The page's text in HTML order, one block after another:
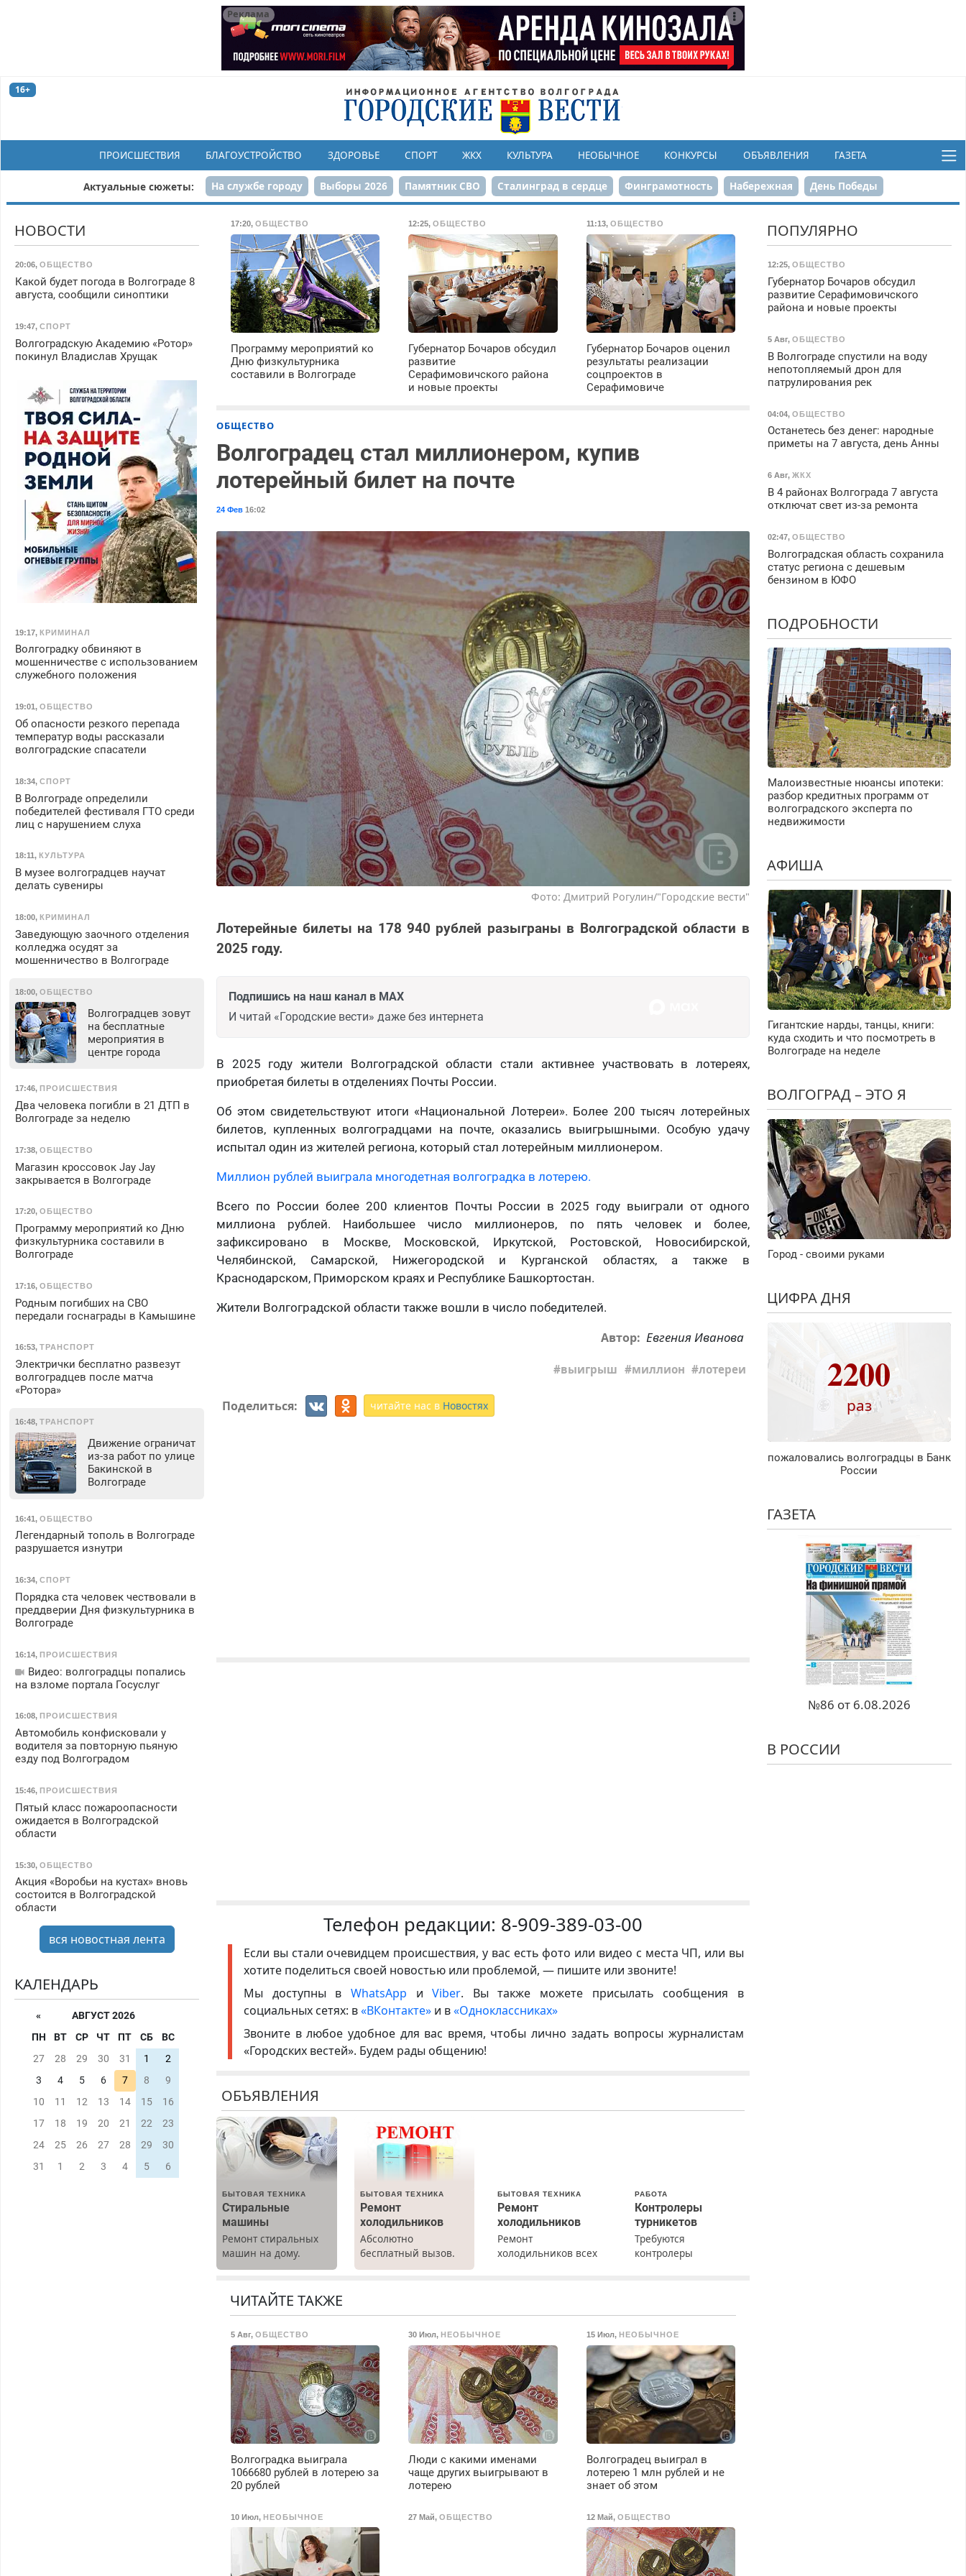
Реклама
16+
ПРОИСШЕСТВИЯ БЛАГОУСТРОЙСТВО ЗДОРОВЬЕ СПОРТ ЖКХ КУЛЬТУРА НЕОБЫЧНОЕ КОНКУРСЫ ОБЪЯВЛЕНИЯ ГАЗЕТА
Актуальные сюжеты: На службе городу Выборы 2026 Памятник СВО Сталинград в сердце Финграмотность Набережная День Победы
Реконструкция ЦПКиО 80-летие Победы Парк Героев-летчиков
17:20,ОБЩЕСТВО
Программу мероприятий ко
Дню физкультурника
составили в Волгограде
12:25,ОБЩЕСТВО
Губернатор Бочаров обсудил
развитие
Серафимовичского района
и новые проекты
11:13, ОБЩЕСТВО
Губернатор Бочаров оценил
результаты реализации
соцпроектов в
Серафимовиче
ОБЩЕСТВО
Волгоградец стал миллионером, купив
лотерейный билет на почте
24 Фев 16:02
Фото: Дмитрий Рогулин/"Городские вести"
Лотерейные билеты на 178 940 рублей разыграны в Волгоградской области в
2025 году.
Подпишись на наш канал в MAX
И читай «Городские вести» даже без интернета
В 2025 году жители Волгоградской области стали активнее участвовать в лотереях,
приобретая билеты в отделениях Почты России.
Об этом свидетельствуют итоги «Национальной Лотереи». Более 200 тысяч лотерейных
билетов, купленных волгоградцами на почте, оказались выигрышными. Особую удачу
испытал один из жителей региона, который стал лотерейным миллионером.
Миллион рублей выиграла многодетная волгоградка в лотерею.
Всего по России более 200 клиентов Почты России в 2025 году выиграли от одного
миллиона рублей. Наибольшее число миллионеров, по пять человек и более,
зафиксировано в Москве, Московской, Иркутской, Ростовской, Новосибирской,
Челябинской, Самарской, Нижегородской и Курганской областях, а также в
Краснодарском, Приморском краях и Республике Башкортостан.
Жители Волгоградской области также вошли в число победителей.
Автор: Евгения Иванова
выигрыш миллион лотереи
Поделиться: читайте нас в Новостях
Телефон редакции: 8-909-389-03-00
Если вы стали очевидцем происшествия, у вас есть фото или видео с места ЧП, или вы
хотите поделиться своей новостью или проблемой, — пишите или звоните!
Мы доступны в WhatsApp иViber. Вы также можете присылать сообщения в
социальных сетях: в«ВКонтакте» и в«Одноклассниках»
Звоните в любое удобное для вас время, чтобы лично задать вопросы журналистам
«Городских вестей». Будем рады общению!
ОБЪЯВЛЕНИЯ
БЫТОВАЯ ТЕХНИКА
Стиральные
машины
Ремонт стиральных
машин на дому.
Выезд и диагностика
Предусмотрены
скидки.
БЫТОВАЯ ТЕХНИКА
Ремонт
холодильников
Абсолютно
бесплатный вызов.
Ремонт
выходных.
Пенсионерам –
скидки до 40%.
Мастер со стажем.
БЫТОВАЯ ТЕХНИКА
Ремонт
холодильников
Ремонт
холодильников всех
районы. Скидка.
Вызов бесплатный.
РАБОТА
Контролеры
турникетов
Требуются
контролеры
ТК РФ. График работы
любой. Бесплатное
проживание. З/п – до
96000 рублей до
вычета налогов.
Ежемесячно
выплачивается
денежная премия.
Возможно бесплатное
обучение, получение
документов, работа
транспортной
безопасности с з/п до
125000 руб.
ЧИТАЙТЕ ТАКЖЕ
5 Авг,ОБЩЕСТВО
Волгоградка выиграла
1066680 рублей в лотерею за
20 рублей
30 Июл, НЕОБЫЧНОЕ
Люди с какими именами
чаще других выигрывают в
лотерею
15 Июл, НЕОБЫЧНОЕ
Волгоградец выиграл в
лотерею 1 млн рублей и не
знает об этом
10 Июл, НЕОБЫЧНОЕ 27 Май,ОБЩЕСТВО 12 Май, ОБЩЕСТВО
НОВОСТИ
20:06, ОБЩЕСТВО
Какой будет погода в Волгограде 8
августа, сообщили синоптики
19:47, СПОРТ
Волгоградскую Академию «Ротор»
покинул Владислав Хрущак
19:17, КРИМИНАЛ
Волгоградку обвиняют в
мошенничестве с использованием
служебного положения
19:01, ОБЩЕСТВО
Об опасности резкого перепада
температур воды рассказали
волгоградские спасатели
18:34, СПОРТ
В Волгограде определили
победителей фестиваля ГТО среди
лиц с нарушением слуха
18:11 , КУЛЬТУРА
В музее волгоградцев научат
делать сувениры
18:00, КРИМИНАЛ
Заведующую заочного отделения
колледжа осудят за
мошенничество в Волгограде
18:00, ОБЩЕСТВО
Волгоградцев зовут
на бесплатные
мероприятия в
центре города
17:46, ПРОИСШЕСТВИЯ
Два человека погибли в 21 ДТП в
Волгограде за неделю
17:38, ОБЩЕСТВО
Магазин кроссовок Jay Jay
закрывается в Волгограде
17:20, ОБЩЕСТВО
Программу мероприятий ко Дню
физкультурника составили в
Волгограде
17:16, ОБЩЕСТВО
Родным погибших на СВО
передали госнаграды в Камышине
16:53, ТРАНСПОРТ
Электрички бесплатно развезут
волгоградцев после матча
«Ротора»
16:48, ТРАНСПОРТ
Движение ограничат
из-за работ по улице
Бакинской в
Волгограде
16:41, ОБЩЕСТВО
Легендарный тополь в Волгограде
разрушается изнутри
16:34, СПОРТ
Порядка ста человек чествовали в
преддверии Дня физкультурника в
Волгограде
16:14, ПРОИСШЕСТВИЯ
Видео: волгоградцы попались
на взломе портала Госуслуг
16:08, ПРОИСШЕСТВИЯ
Автомобиль конфисковали у
водителя за повторную пьяную
езду под Волгоградом
15:46, ПРОИСШЕСТВИЯ
Пятый класс пожароопасности
ожидается в Волгоградской
области
15:30, ОБЩЕСТВО
Акция «Воробьи на кустах» вновь
состоится в Волгоградской
области
вся новостная лента
КАЛЕНДАРЬ
«
АВГУСТ 2026
ПН
ВТ СР ЧТ ПТ СБ
ВС
27
28 29 30 31 1
2
3
4 5 6 7 8
9
10
11 12 13 14 15
16
17
18 19 20 21 22
23
24
25 26 27 28 29
30
31
1 2 3 4 5 6
ПОПУЛЯРНО
12:25, ОБЩЕСТВО
Губернатор Бочаров обсудил
развитие Серафимовичского
района и новые проекты
5 Авг, ОБЩЕСТВО
В Волгограде спустили на воду
непотопляемый дрон для
патрулирования рек
04:04, ОБЩЕСТВО
Останетесь без денег: народные
приметы на 7 августа, день Анны
6 Авг, ЖКХ
В 4 районах Волгограда 7 августа
отключат свет из-за ремонта
02:47, ОБЩЕСТВО
Волгоградская область сохранила
статус региона с дешевым
бензином в ЮФО
ПОДРОБНОСТИ
Малоизвестные нюансы ипотеки:
разбор кредитных программ от
волгоградского эксперта по
недвижимости
АФИША
Гигантские нарды, танцы, книги:
куда сходить и что посмотреть в
Волгограде на неделе
ВОЛГОГРАД – ЭТО Я
Город - своими руками
ЦИФРА ДНЯ
2200
раз
пожаловались волгоградцы в Банк
России
ГАЗЕТА
№86 от 6.08.2026
В РОССИИ